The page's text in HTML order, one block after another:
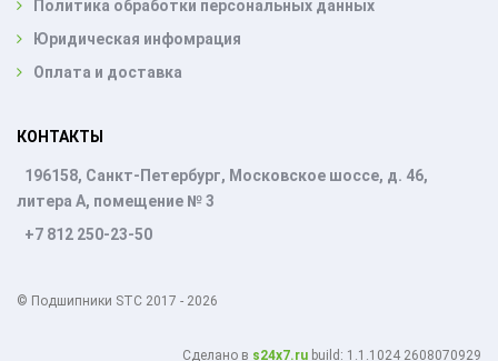
Политика обработки персональных данных
Юридическая инфомрация
Оплата и доставка
КОНТАКТЫ
196158, Санкт-Петербург, Московское шоссе, д. 46,
литера А, помещение № 3
+7 812 250-23-50
© Подшипники STC 2017 - 2026
Cделано в s24x7.ru build: 1.1.1024 2608070929